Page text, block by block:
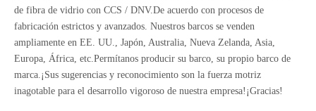
de fibra de vidrio con CCS / DNV.De acuerdo con procesos de
fabricación estrictos y avanzados. Nuestros barcos se venden
ampliamente en EE. UU., Japón, Australia, Nueva Zelanda, Asia,
Europa, África, etc.Permítanos producir su barco, su propio barco de
marca.¡Sus sugerencias y reconocimiento son la fuerza motriz
inagotable para el desarrollo vigoroso de nuestra empresa!¡Gracias!